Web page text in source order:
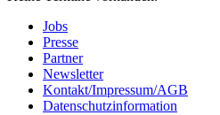
Jobs
Presse
Partner
Newsletter
Kontakt/Impressum/AGB
Datenschutzinformation